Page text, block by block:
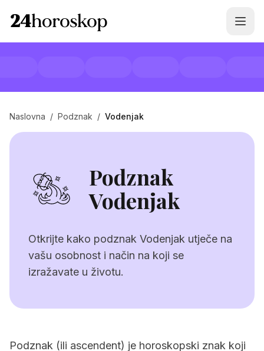
Naslovna / Podznak / Vodenjak
Podznak
Vodenjak
Otkrijte kako podznak Vodenjak utječe na
vašu osobnost i način na koji se
izražavate u životu.
Podznak (ili ascendent) je horoskopski znak koji